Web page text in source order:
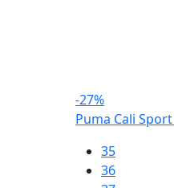
-27%
Puma Cali
35
36